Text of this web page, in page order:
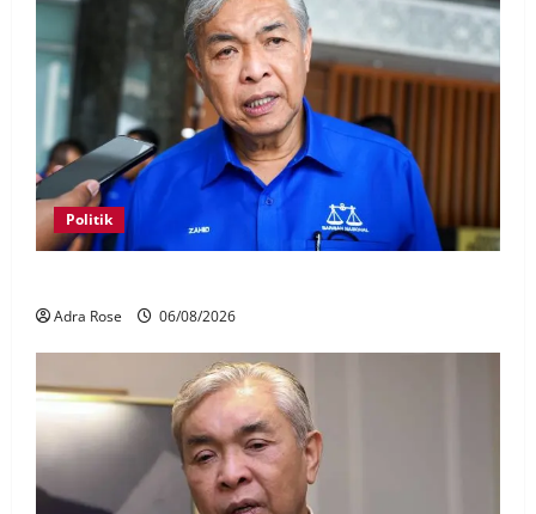
Politik
Adra Rose 06/08/2026